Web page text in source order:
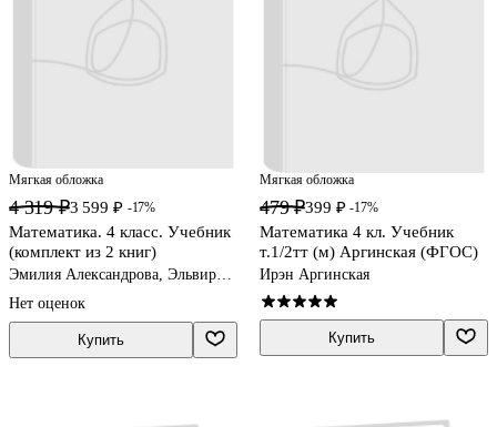
Мягкая обложка
4 319 ₽3 599 ₽ -17%
Математика. 4 класс. Учебник
(комплект из 2 книг)
Эмилия Александрова, Эльвира
Нет оценок
Купить
Мягкая обложка
479 ₽399 ₽ -17%
Математика 4 кл. Учебник
т.1/2тт (м) Аргинская (ФГОС)
Ирэн Аргинская
Купить